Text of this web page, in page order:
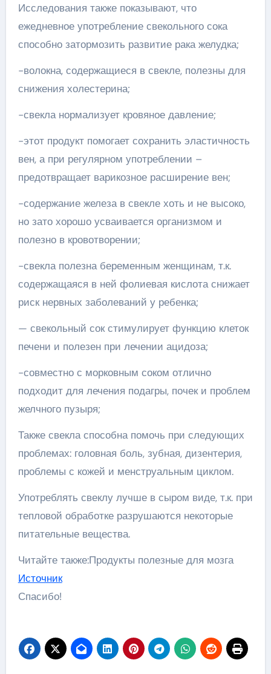
Исследования также показывают, что
ежедневное употребление свекольного сока
способно затормозить развитие рака желудка;
-волокна, содержащиеся в свекле, полезны для
снижения холестерина;
-свекла нормализует кровяное давление;
-этот продукт помогает сохранить эластичность
вен, а при регулярном употреблении –
предотвращает варикозное расширение вен;
-содержание железа в свекле хоть и не высоко,
но зато хорошо усваивается организмом и
полезно в кровотворении;
-свекла полезна беременным женщинам, т.к.
содержащаяся в ней фолиевая кислота снижает
риск нервных заболеваний у ребенка;
— свекольный сок стимулирует функцию клеток
печени и полезен при лечении ацидоза;
-совместно с морковным соком отлично
подходит для лечения подагры, почек и проблем
желчного пузыря;
Также свекла способна помочь при следующих
проблемах: головная боль, зубная, дизентерия,
проблемы с кожей и менструальным циклом.
Употреблять свеклу лучше в сыром виде, т.к. при
тепловой обработке разрушаются некоторые
питательные вещества.
Читайте также:Продукты полезные для мозга
Источник
Спасибо!